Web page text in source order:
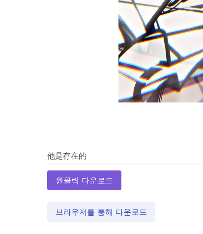
원클릭 다운로드
브라우저를 통해 다운로드